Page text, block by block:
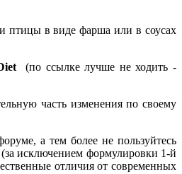
птицы в виде фарша или в соусах
(по ссылке лучше не ходить -
часть изменения по своему
а тем более не пользуйтесь
исключением формулировки 1-й
отличия от современных